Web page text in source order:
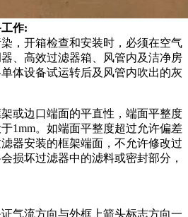
作:
，开箱检查和安装时，必须在空气
、高效过滤器箱、风管内及洁净房
体设备试运转后及风管内吹出的灰
或边口端面的平直性，端面平整度
1mm。如端面平整度超过允许偏差
器安装的框架端面，不允许修改过
损坏过滤器中的滤料或密封部分，
气流方向与外框上箭头标志方向一